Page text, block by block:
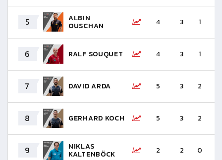
5 ALBIN
OUSCHAN 4 3 1
6 RALF SOUQUET 4 3 1
7 DAVID ARDA 5 3 2
8 GERHARD KOCH 5 3 2
9 NIKLAS
KALTENBÖCK 2 2 0